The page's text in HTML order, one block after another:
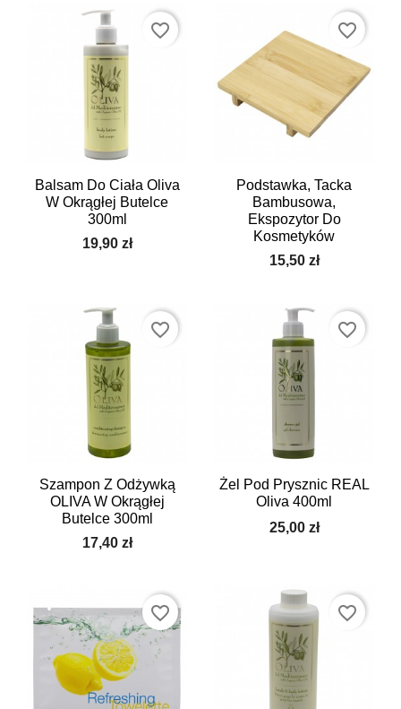
Balsam Do Ciała Oliva
W Okrągłej Butelce
300ml
19,90 zł
favorite_border
Podstawka, Tacka
Bambusowa,
Ekspozytor Do
Kosmetyków
15,50 zł
favorite_border
Szampon Z Odżywką
OLIVA W Okrągłej
Butelce 300ml
17,40 zł
favorite_border
Żel Pod Prysznic REAL
Oliva 400ml
25,00 zł
favorite_border
favorite_border favorite_border